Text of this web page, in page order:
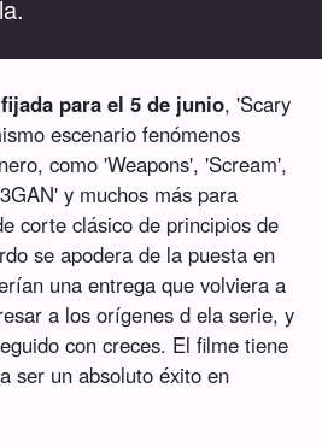
para el 5 de junio, 'Scary
escenario fenómenos
como 'Weapons', 'Scream',
y muchos más para
corte clásico de principios de
se apodera de la puesta en
una entrega que volviera a
a los orígenes d ela serie, y
con creces. El filme tiene
ser un absoluto éxito en